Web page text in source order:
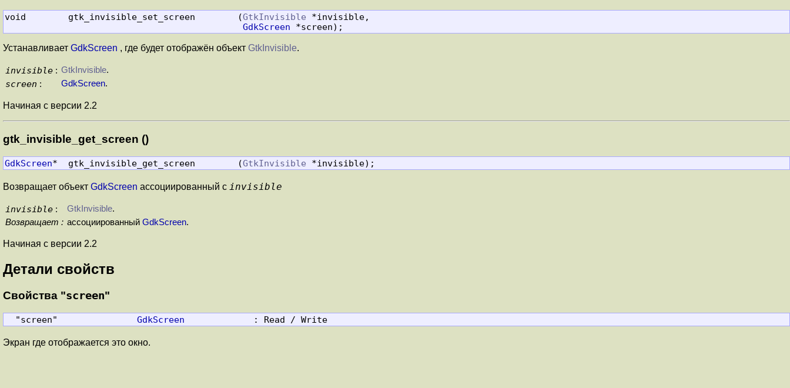
void        gtk_invisible_set_screen        (GtkInvisible *invisible,
GdkScreen *screen);
Устанавливает GdkScreen , где будет отображён объект GtkInvisible.
invisible : GtkInvisible.
screen : GdkScreen.
Начиная с версии 2.2
gtk_invisible_get_screen ()
GdkScreen*  gtk_invisible_get_screen        (GtkInvisible *invisible);
Возвращает объект GdkScreen ассоциированный с invisible
invisible : GtkInvisible.
Возвращает : ассоциированный GdkScreen.
Начиная с версии 2.2
Детали свойств
Свойства "screen"
  "screen"
GdkScreen
             : Read / Write
Экран где отображается это окно.